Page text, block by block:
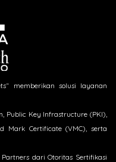
memberikan solusi layanan
Public Key Infrastructure (PKI),
Mark Certificate (VMC), serta
dari Otoritas Sertifikasi